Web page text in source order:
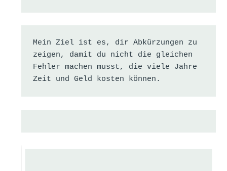
Mein Ziel ist es, dir Abkürzungen zu
zeigen, damit du nicht die gleichen
Fehler machen musst, die viele Jahre
Zeit und Geld kosten können.